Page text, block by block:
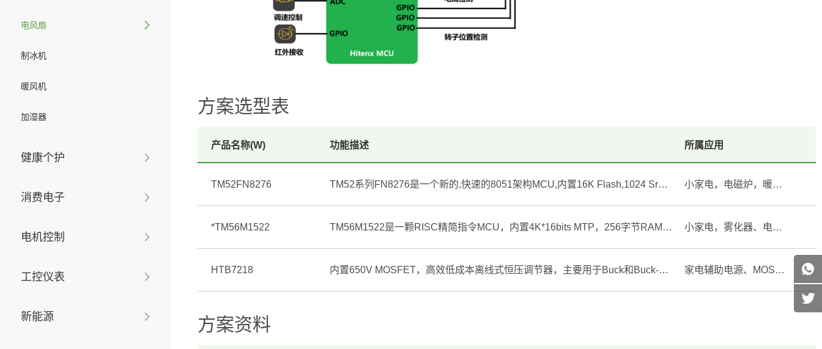
电风扇
制冰机
暖风机
加湿器
健康个护
消费电子
电机控制
工控仪表
新能源
方案选型表
产品名称(W) 功能描述 所属应用
TM52FN8276 TM52系列FN8276是一个新的,快速的8051架构MCU,内置16K Flash,1024 Sram, 128 EEPRom,LED/LCD, TK*19,ADC*16,UART,SPI,IIC等模块 小家电，电磁炉，暖风机，制冰机，足浴盆
*TM56M1522 TM56M1522是一颗RISC精简指令MCU，内置4K*16bits MTP，256字节RAM，FIRC 16 MHz，SIRC 65.5 KHz，Timer0/Timer1/T2三组定时器，12-bit ADC*13，7-bit DAC 比较器，16-bitPWM*6，15级（LVR/LVD），看门狗定时器。 小家电，雾化器、电子烟、心率带、健康个护
HTB7218 内置650V MOSFET，高效低成本离线式恒压调节器，主要用于Buck和Buck-Boost拓扑。固定18V输出，外围精简 家电辅助电源、MOS驱动、继电器
方案资料